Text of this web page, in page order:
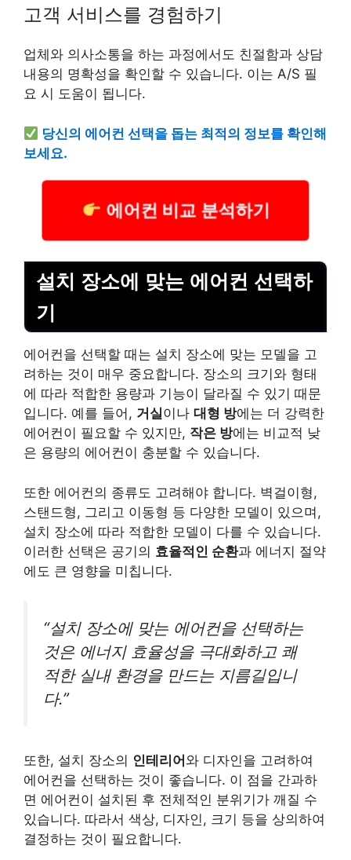
고객 서비스를 경험하기
업체와 의사소통을 하는 과정에서도 친절함과 상담
내용의 명확성을 확인할 수 있습니다. 이는 A/S 필
요 시 도움이 됩니다.
당신의 에어컨 선택을 돕는 최적의 정보를 확인해
보세요.
에어컨 비교 분석하기
설치 장소에 맞는 에어컨 선택하
기
에어컨을 선택할 때는 설치 장소에 맞는 모델을 고
려하는 것이 매우 중요합니다. 장소의 크기와 형태
에 따라 적합한 용량과 기능이 달라질 수 있기 때문
입니다. 예를 들어, 거실이나 대형 방에는 더 강력한
에어컨이 필요할 수 있지만, 작은 방에는 비교적 낮
은 용량의 에어컨이 충분할 수 있습니다.
또한 에어컨의 종류도 고려해야 합니다. 벽걸이형,
스탠드형, 그리고 이동형 등 다양한 모델이 있으며,
설치 장소에 따라 적합한 모델이 다를 수 있습니다.
이러한 선택은 공기의 효율적인 순환과 에너지 절약
에도 큰 영향을 미칩니다.
“설치 장소에 맞는 에어컨을 선택하는
것은 에너지 효율성을 극대화하고 쾌
적한 실내 환경을 만드는 지름길입니
다.”
또한, 설치 장소의 인테리어와 디자인을 고려하여
에어컨을 선택하는 것이 좋습니다. 이 점을 간과하
면 에어컨이 설치된 후 전체적인 분위기가 깨질 수
있습니다. 따라서 색상, 디자인, 크기 등을 상의하여
결정하는 것이 필요합니다.